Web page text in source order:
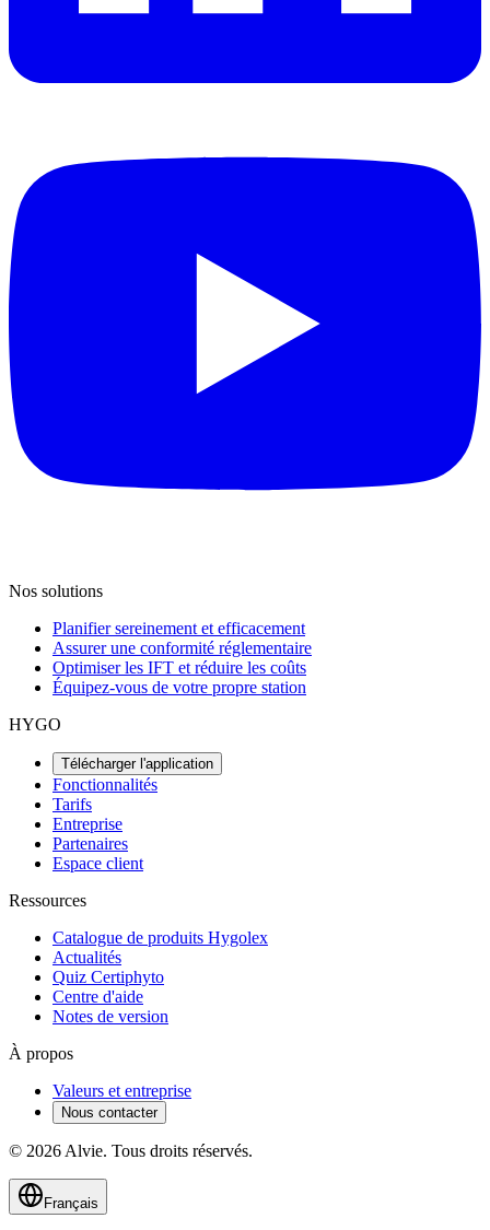
Nos solutions
Planifier sereinement et efficacement
Assurer une conformité réglementaire
Optimiser les IFT et réduire les coûts
Équipez-vous de votre propre station
HYGO
Télécharger l'application
Fonctionnalités
Tarifs
Entreprise
Partenaires
Espace client
Ressources
Catalogue de produits Hygolex
Actualités
Quiz Certiphyto
Centre d'aide
Notes de version
À propos
Valeurs et entreprise
Nous contacter
© 2026 Alvie. Tous droits réservés.
Français